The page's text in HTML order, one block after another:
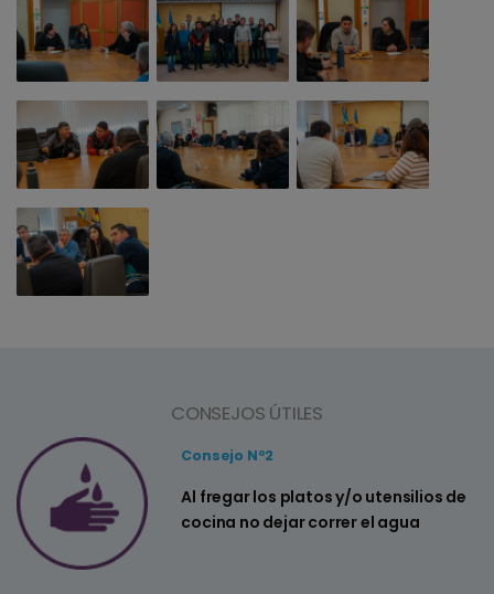
CONSEJOS ÚTILES
Consejo Nº2
Al fregar los platos y/o utensilios de
cocina no dejar correr el agua